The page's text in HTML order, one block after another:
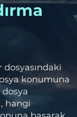
konumuna
hangi